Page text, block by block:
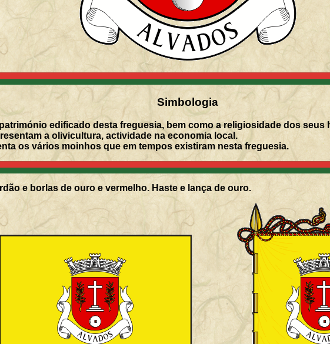
Simbologia
edificado desta freguesia, bem como a religiosidade dos seus
a olivicultura, actividade na economia local.
os vários moinhos que em tempos existiram nesta freguesia.
e borlas de ouro e vermelho. Haste e lança de ouro.